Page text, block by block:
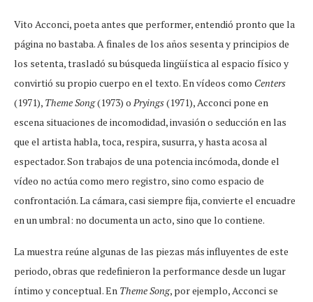
Vito Acconci, poeta antes que performer, entendió pronto que la
página no bastaba. A finales de los años sesenta y principios de
los setenta, trasladó su búsqueda lingüística al espacio físico y
convirtió su propio cuerpo en el texto. En vídeos como Centers
(1971), Theme Song(1973) o Pryings(1971), Acconci pone en
escena situaciones de incomodidad, invasión o seducción en las
que el artista habla, toca, respira, susurra, y hasta acosa al
espectador. Son trabajos de una potencia incómoda, donde el
vídeo no actúa como mero registro, sino como espacio de
confrontación. La cámara, casi siempre fija, convierte el encuadre
en un umbral: no documenta un acto, sino que lo contiene.
La muestra reúne algunas de las piezas más influyentes de este
periodo, obras que redefinieron la performance desde un lugar
íntimo y conceptual. En Theme Song, por ejemplo, Acconci se